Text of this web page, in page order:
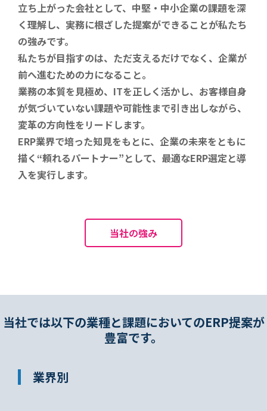
立ち上がった会社として、中堅・中小企業の課題を深
く理解し、実務に根ざした提案ができることが私たち
の強みです。
私たちが目指すのは、ただ支えるだけでなく、企業が
前へ進むための力になること。
業務の本質を見極め、ITを正しく活かし、お客様自身
が気づいていない課題や可能性まで引き出しながら、
変革の方向性をリードします。
ERP業界で培った知見をもとに、企業の未来をともに
描く“頼れるパートナー”として、最適なERP選定と導
入を実行します。
当社の強み
当社では以下の業種と課題においてのERP提案が
豊富です。
業界別